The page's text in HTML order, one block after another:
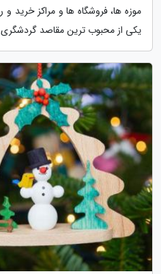
موزه ها، فروشگاه ها و مراکز خرید
یکی از محبوب ترین مقاصد